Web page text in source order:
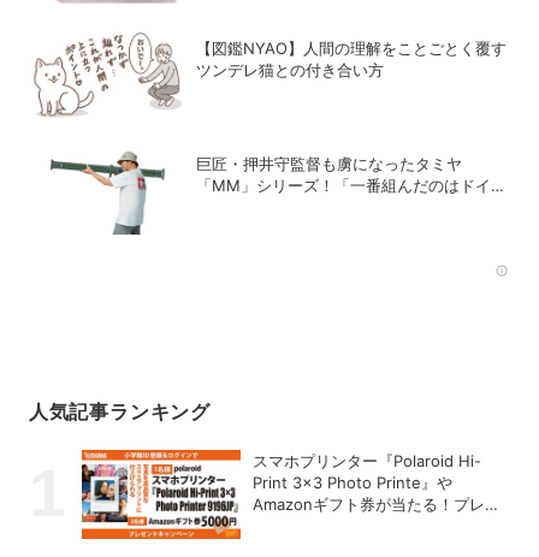
【図鑑NYAO】人間の理解をことごとく覆す
ツンデレ猫との付き合い方
巨匠・押井守監督も虜になったタミヤ
「MM」シリーズ！「一番組んだのはドイツ
人気記事ランキング
スマホプリンター『Polaroid Hi-
Print 3×3 Photo Printe』や
Amazonギフト券が当たる！プレゼ